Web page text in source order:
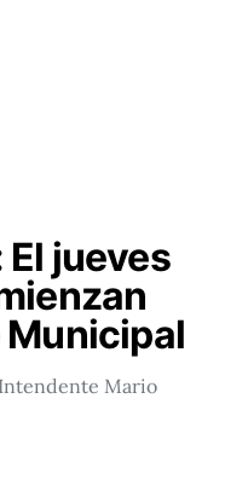
jueves
Municipal
Intendente Mario